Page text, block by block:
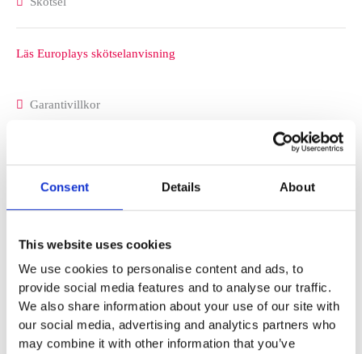
Consent Details About
This website uses cookies
We use cookies to personalise content and ads, to
provide social media features and to analyse our traffic.
We also share information about your use of our site with
our social media, advertising and analytics partners who
may combine it with other information that you’ve
Läs Europlays skötselanvisning
Garantivillkor
Du kanske också gillar …